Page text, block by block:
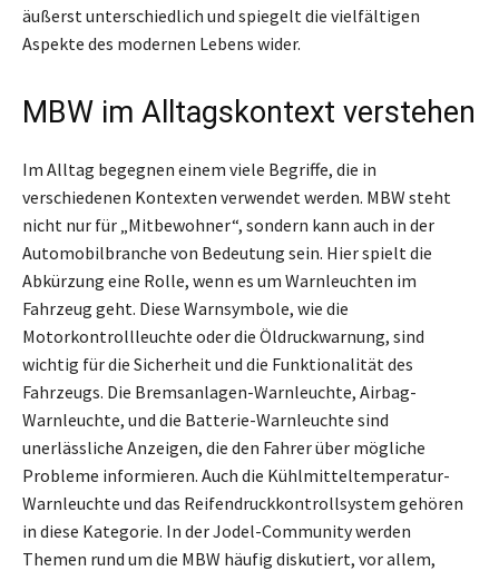
äußerst unterschiedlich und spiegelt die vielfältigen
Aspekte des modernen Lebens wider.
MBW im Alltagskontext verstehen
Im Alltag begegnen einem viele Begriffe, die in
verschiedenen Kontexten verwendet werden. MBW steht
nicht nur für „Mitbewohner“, sondern kann auch in der
Automobilbranche von Bedeutung sein. Hier spielt die
Abkürzung eine Rolle, wenn es um Warnleuchten im
Fahrzeug geht. Diese Warnsymbole, wie die
Motorkontrollleuchte oder die Öldruckwarnung, sind
wichtig für die Sicherheit und die Funktionalität des
Fahrzeugs. Die Bremsanlagen-Warnleuchte, Airbag-
Warnleuchte, und die Batterie-Warnleuchte sind
unerlässliche Anzeigen, die den Fahrer über mögliche
Probleme informieren. Auch die Kühlmitteltemperatur-
Warnleuchte und das Reifendruckkontrollsystem gehören
in diese Kategorie. In der Jodel-Community werden
Themen rund um die MBW häufig diskutiert, vor allem,